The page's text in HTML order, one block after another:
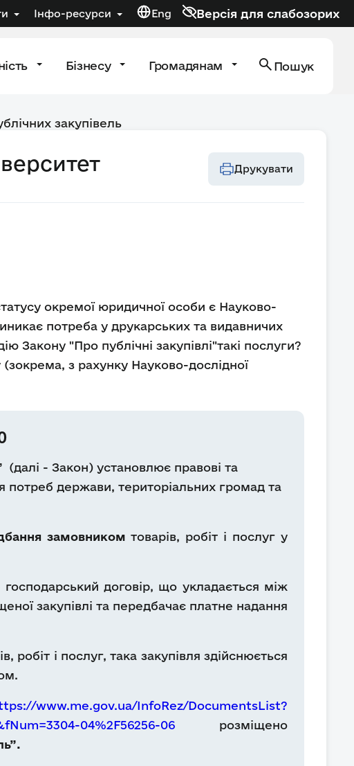
Інфо-ресурси Eng Версія для слабозорих
Бізнесу Громадянам Пошук
закупівель
Друкувати
окремої юридичної особи є Науково-
потреба у друкарських та видавничих
Закону "Про публічні закупівлі"такі послуги?
з рахунку Науково-дослідної
(далі - Закон) установлює правові та
потреб держави, територіальних громад та
замовникомтоварів, робіт і послуг у
договір, що укладається між
закупівлі та передбачає платне надання
і послуг, така закупівля здійснюється
www.me.gov.ua/InfoRez/DocumentsList?
04%2F56256-06 розміщено